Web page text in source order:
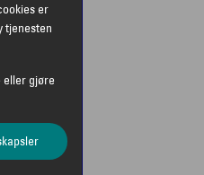
er
tjenesten
eller gjøre